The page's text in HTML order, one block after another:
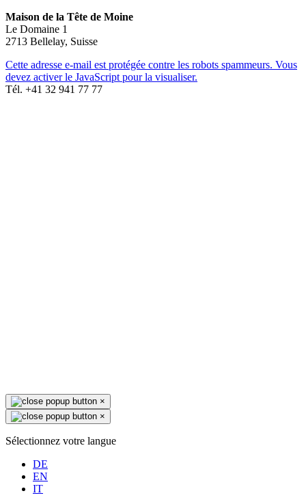
Maison de la Tête de Moine
Le Domaine 1
2713 Bellelay, Suisse
Cette adresse e-mail est protégée contre les robots spammeurs. Vous
devez activer le JavaScript pour la visualiser.
Tél. +41 32 941 77 77
×
×
Sélectionnez votre langue
DE
EN
IT